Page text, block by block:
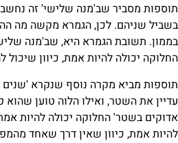
תוספות מסביר שב'מנה שלישי' זה נחשב
בשביל שניהם. לכן, הגמרא מקשה מה
בממון. תשובת הגמרא היא, שב'מנה
החלוקה יכולה להיות אמת, כיוון
תוספות מביא מקרה נוסף שנקרא
עדיין את השטר, ואילו הלוה טוען
אדוקים בשטר' החלוקה יכולה להיות
להיות אמת, כיוון שאין דרך שאחד